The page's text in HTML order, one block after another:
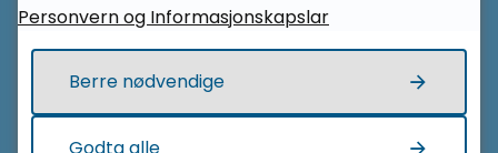
Kontakt oss
Telefon sentralbord:
71 28 23 00
Personvern og Informasjonskapslar
Berre nødvendige
Godta alle